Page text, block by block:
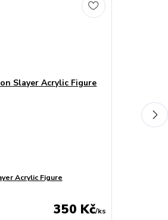
Acrylic Figure
350 Kč/ks